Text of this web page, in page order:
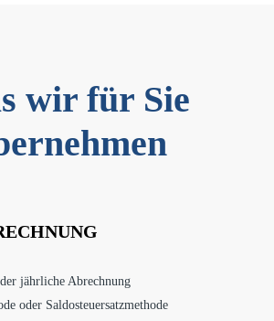
wir für Sie
jährliche Abrechnung
oder Saldosteuersatzmethode